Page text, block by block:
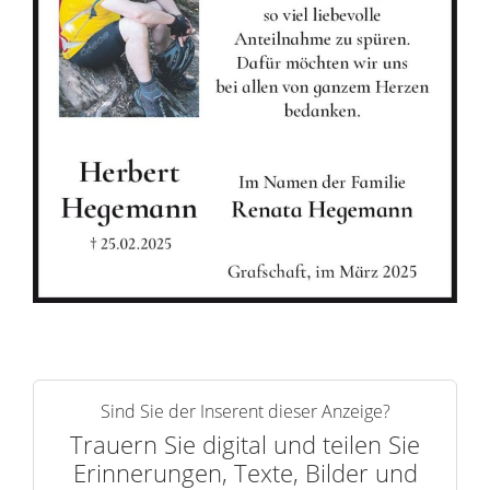
e
r
n
Sind Sie der Inserent dieser Anzeige?
Trauern Sie digital und teilen Sie
Erinnerungen, Texte, Bilder und